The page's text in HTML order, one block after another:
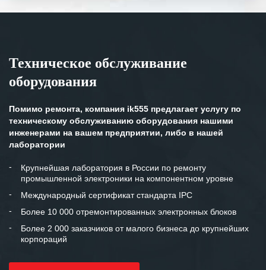
Особенно хочется отметить высокую
клиентоориентированность
готовность помочь в самых сложных
Мы высоко ценим сложившиеся
и доверительные партнерские
отношения и искренне желаем
«Инженерной компании «555» долгих
лет успеха и процветания.
Техническое обслуживание
оборудования
Помимо ремонта, компания ik555 предлагает услугу по
техническому обслуживанию оборудования нашими
инженерами на вашем предприятии, либо в нашей
лаборатории
Крупнейшая лаборатория в России по ремонту
промышленной электроники на компонентном уровне
Международный сертификат стандарта IPC
Более 10 000 отремонтированных электронных блоков
Более 2 000 заказчиков от малого бизнеса до крупнейших
корпораций